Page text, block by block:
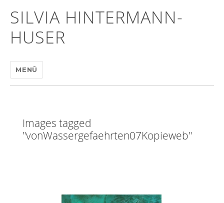
SILVIA HINTERMANN-
HUSER
MENÜ
Images tagged
"vonWassergefaehrten07Kopieweb"